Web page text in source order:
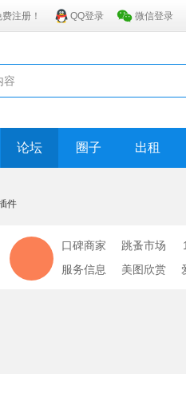
注册！ QQ登录 微信登录
论坛 圈子 出租
件
口碑商家 跳蚤市场
服务信息
美图欣赏